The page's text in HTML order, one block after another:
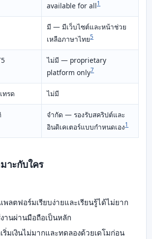
available for all1
มี — มีเว็บไซต์และหน้าช่วย
เหลือภาษาไทย5
ไม่มี — proprietary
platform only7
ทรด ไม่มี
จำกัด — รองรับสคริปต์และ
อินดิเคเตอร์แบบกำหนดเอง1
าะกับใคร
พลตฟอร์มเรียบง่ายและเรียนรู้ได้ไม่ยาก
านผ่านมือถือเป็นหลัก
ริ่มเงินไม่มากและทดลองด้วยเดโมก่อน